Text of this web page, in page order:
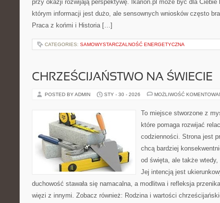
przy okazji rozwijają perspektywę. Ikarion.pl może być dla Ciebie
którym informacji jest dużo, ale sensownych wniosków często
Praca z końmi i Historia […]
CATEGORIES: SAMOWYSTARCZALNOŚĆ ENERGETYCZNA
CHRZEŚCIJAŃSTWO NA ŚWIECIE
POSTED BY ADMIN STY - 30 - 2026 MOŻLIWOŚĆ
To miejsce stworzone z
które pomaga rozwijać
codzienności. Strona jest
chcą bardziej
od święta, ale także
Jej intencją jest
duchowość stawała się namacalna, a modlitwa i refleksja
więzi z innymi. Zobacz również: Rodzina i wartości